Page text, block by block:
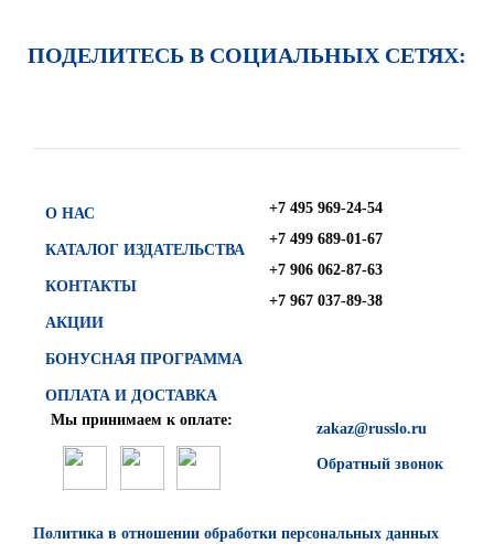
ПОДЕЛИТЕСЬ В СОЦИАЛЬНЫХ СЕТЯХ:
О НАС
КАТАЛОГ ИЗДАТЕЛЬСТВА
КОНТАКТЫ
АКЦИИ
БОНУСНАЯ ПРОГРАММА
ОПЛАТА И ДОСТАВКА
+7 495 969-24-54
+7 499 689-01-67
+7 906 062-87-63
+7 967 037-89-38
zakaz@russlo.ru
Обратный звонок
Мы принимаем к оплате:
Политика в отношении обработки персональных данных